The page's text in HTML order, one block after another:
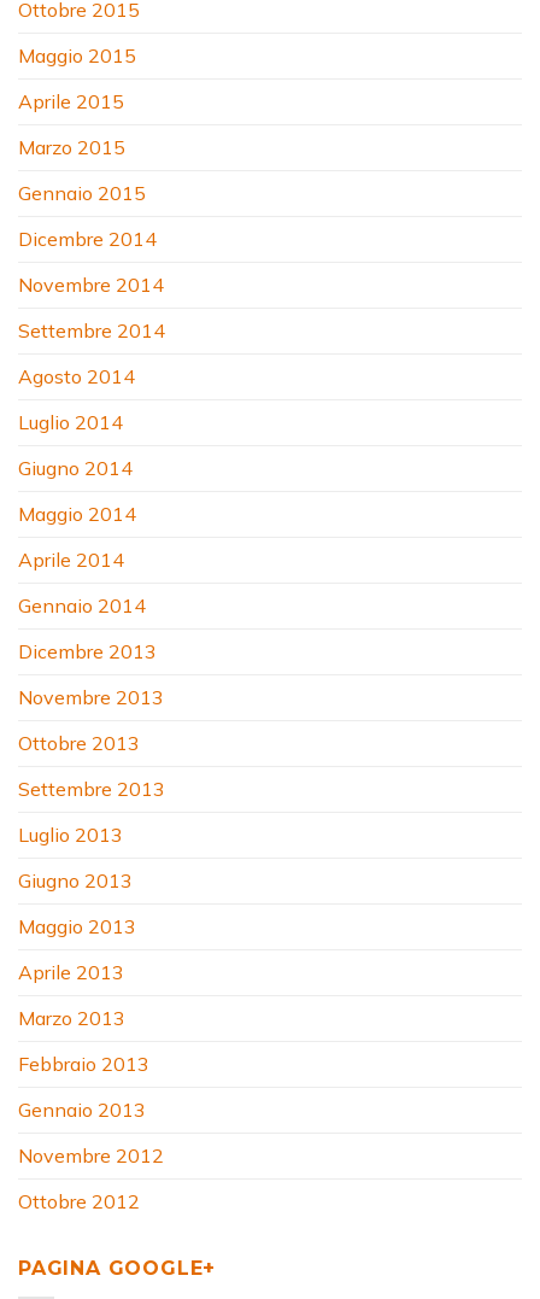
Ottobre 2015
Maggio 2015
Aprile 2015
Marzo 2015
Gennaio 2015
Dicembre 2014
Novembre 2014
Settembre 2014
Agosto 2014
Luglio 2014
Giugno 2014
Maggio 2014
Aprile 2014
Gennaio 2014
Dicembre 2013
Novembre 2013
Ottobre 2013
Settembre 2013
Luglio 2013
Giugno 2013
Maggio 2013
Aprile 2013
Marzo 2013
Febbraio 2013
Gennaio 2013
Novembre 2012
Ottobre 2012
PAGINA GOOGLE+